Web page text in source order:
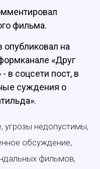
фильма.
на
«Друг
в соцсети пост, в
суждения о
угрозы недопустимы,
обсуждение,
фильмов,